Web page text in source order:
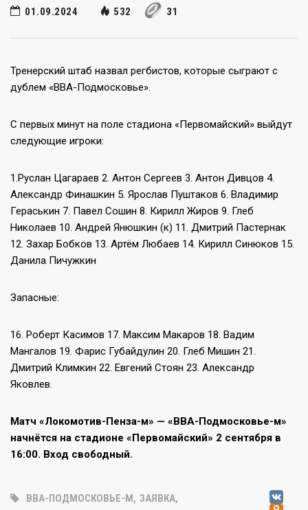
01.09.2024 532 31
Тренерский штаб назвал регбистов, которые сыграют с
дублем «ВВА-Подмосковье».
С первых минут на поле стадиона «Первомайский» выйдут
следующие игроки:
1.Руслан Цагараев 2. Антон Сергеев 3. Антон Дивцов 4.
Александр Финашкин 5. Ярослав Пуштаков 6. Владимир
Гераськин 7. Павел Сошин 8. Кирилл Жиров 9. Глеб
Николаев 10. Андрей Янюшкин (к) 11. Дмитрий Пастернак
12. Захар Бобков 13. Артём Любаев 14. Кирилл Синюков 15.
Данила Пичужкин
Запасные:
16. Роберт Касимов 17. Максим Макаров 18. Вадим
Мангалов 19. Фарис Губайдулин 20. Глеб Мишин 21.
Дмитрий Климкин 22. Евгений Стоян 23. Александр
Яковлев.
Матч «Локомотив-Пенза-м» — «ВВА-Подмосковье-м»
начнётся на стадионе «Первомайский» 2 сентября в
16:00. Вход свободный.
ВВА-ПОДМОСКОВЬЕ-М, ЗАЯВКА,